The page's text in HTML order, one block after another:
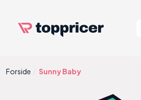
Forside Sunny Baby